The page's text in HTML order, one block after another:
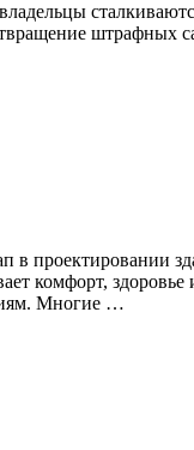
штрафных
проектировании
комфорт, здоровье
Многие …